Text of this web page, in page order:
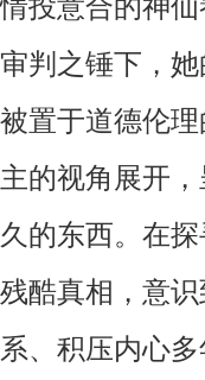
情投意合的神
审判之锤下，
被置于道德伦理
主的视角展开
久的东西。在
残酷真相，意
系、积压内心